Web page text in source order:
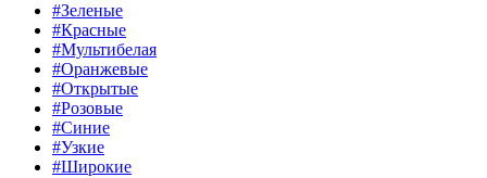
#Зеленые
#Красные
#Мультибелая
#Оранжевые
#Открытые
#Розовые
#Синие
#Узкие
#Широкие